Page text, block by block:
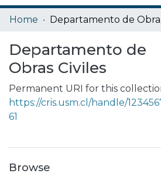
Research Outputs
Acerca de
Home
Departamento de
Obras Civiles
Permanent URI for this
https://cris.usm.cl/handle/
61
Browse